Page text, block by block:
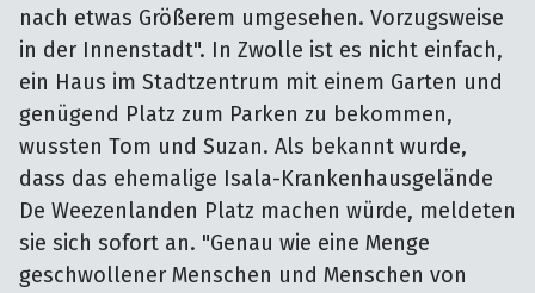
nach etwas Größerem umgesehen. Vorzugsweise
in der Innenstadt". In Zwolle ist es nicht einfach,
ein Haus im Stadtzentrum mit einem Garten und
genügend Platz zum Parken zu bekommen,
wussten Tom und Suzan. Als bekannt wurde,
dass das ehemalige Isala-Krankenhausgelände
De Weezenlanden Platz machen würde, meldeten
sie sich sofort an. "Genau wie eine Menge
geschwollener Menschen und Menschen von